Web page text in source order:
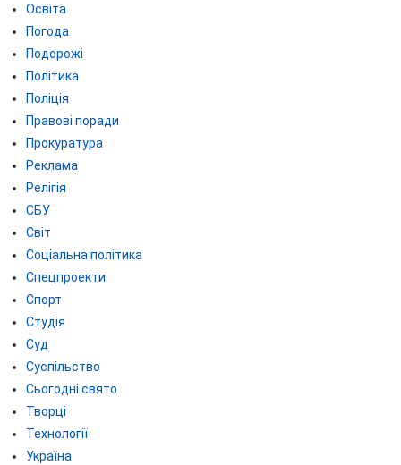
Освіта
Погода
Подорожі
Політика
Поліція
Правові поради
Прокуратура
Реклама
Релігія
СБУ
Світ
Соціальна політика
Спецпроекти
Спорт
Студія
Суд
Суспільство
Сьогодні свято
Творці
Технології
Україна